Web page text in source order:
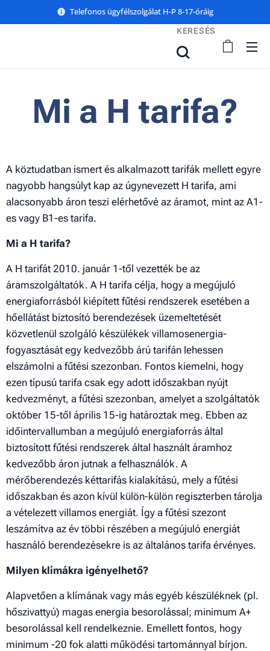
Telefonos ügyfélszolgálat H-P 8-17-óráig
KERESÉS
Mi a H tarifa?
A köztudatban ismert és alkalmazott tarifák mellett egyre
nagyobb hangsúlyt kap az úgynevezett H tarifa, ami
alacsonyabb áron teszi elérhetővé az áramot, mint az A1-
es vagy B1-es tarifa.
Mi a H tarifa?
A H tarifát 2010. január 1-től vezették be az
áramszolgáltatók. A H tarifa célja, hogy a megújuló
energiaforrásból kiépített fűtési rendszerek esetében a
hőellátást biztosító berendezések üzemeltetését
közvetlenül szolgáló készülékek villamosenergia-
fogyasztását egy kedvezőbb árú tarifán lehessen
elszámolni a fűtési szezonban. Fontos kiemelni, hogy
ezen típusú tarifa csak egy adott időszakban nyújt
kedvezményt, a fűtési szezonban, amelyet a szolgáltatók
október 15-től április 15-ig határoztak meg. Ebben az
időintervallumban a megújuló energiaforrás által
biztosított fűtési rendszerek által használt áramhoz
kedvezőbb áron jutnak a felhasználók. A
mérőberendezés kéttarifás kialakítású, mely a fűtési
időszakban és azon kívül külön-külön regiszterben tárolja
a vételezett villamos energiát. Így a fűtési szezont
leszámítva az év többi részében a megújuló energiát
használó berendezésekre is az általános tarifa érvényes.
Milyen klímákra igényelhető?
Alapvetően a klímának vagy más egyéb készüléknek (pl.
hőszivattyú) magas energia besorolással; minimum A+
besorolással kell rendelkeznie. Emellett fontos, hogy
minimum -20 fok alatti működési tartománnyal bírjon.